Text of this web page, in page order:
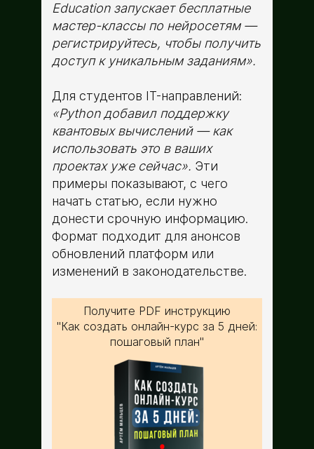
Education запускает бесплатные
мастер-классы по нейросетям —
регистрируйтесь, чтобы получить
доступ к уникальным заданиям».
Для студентов IT-направлений:
«Python добавил поддержку
квантовых вычислений — как
использовать это в ваших
проектах уже сейчас». Эти
примеры показывают, с чего
начать статью, если нужно
донести срочную информацию.
Формат подходит для анонсов
обновлений платформ или
изменений в законодательстве.
Получите PDF инструкцию
"Как создать онлайн-курс за 5 дней:
пошаговый план"